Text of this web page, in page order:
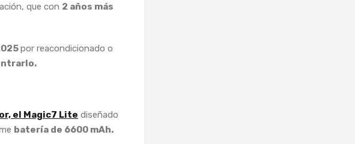
que con 2 años más
por reacondicionado o
el Magic7 Lite diseñado
batería de 6600 mAh.